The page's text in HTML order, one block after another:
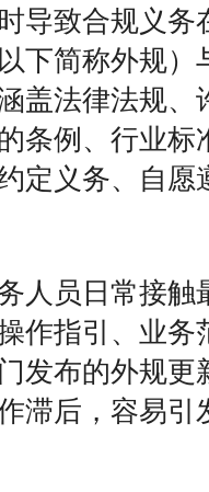
致合规义务
下简称外规
盖法律法规、
条例、行业标
定义务、自愿
人员日常接触
作指引、业务
发布的外规更
滞后，容易引